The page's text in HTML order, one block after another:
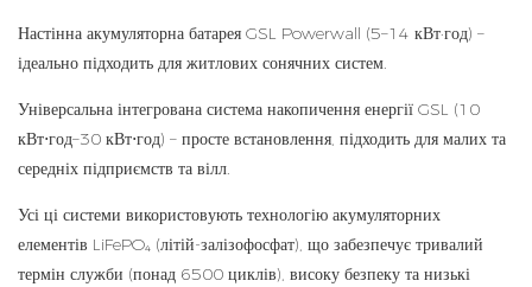
Настінна акумуляторна батарея GSL Powerwall (5–14 кВт·год) –
ідеально підходить для житлових сонячних систем.
Універсальна інтегрована система накопичення енергії GSL (10
кВт⋅год–30 кВт⋅год) – просте встановлення, підходить для малих та
середніх підприємств та вілл.
Усі ці системи використовують технологію акумуляторних
елементів LiFePO₄ (літій-залізофосфат), що забезпечує тривалий
термін служби (понад 6500 циклів), високу безпеку та низькі